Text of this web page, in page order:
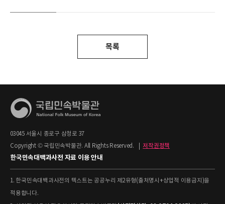
목록
03045 서울시 종로구 삼청로 37
Copyright © 국립민속박물관. All Rights Reserved.
저작권정책
한국민속대백과사전 자료 이용 안내
1. 한국민속대백과사전의 텍스트는 공공누리 제2유형(출처명시+상업적 이용금지)을
적용합니다.